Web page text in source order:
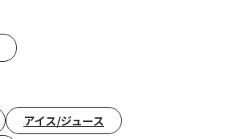
アイス/ジュース